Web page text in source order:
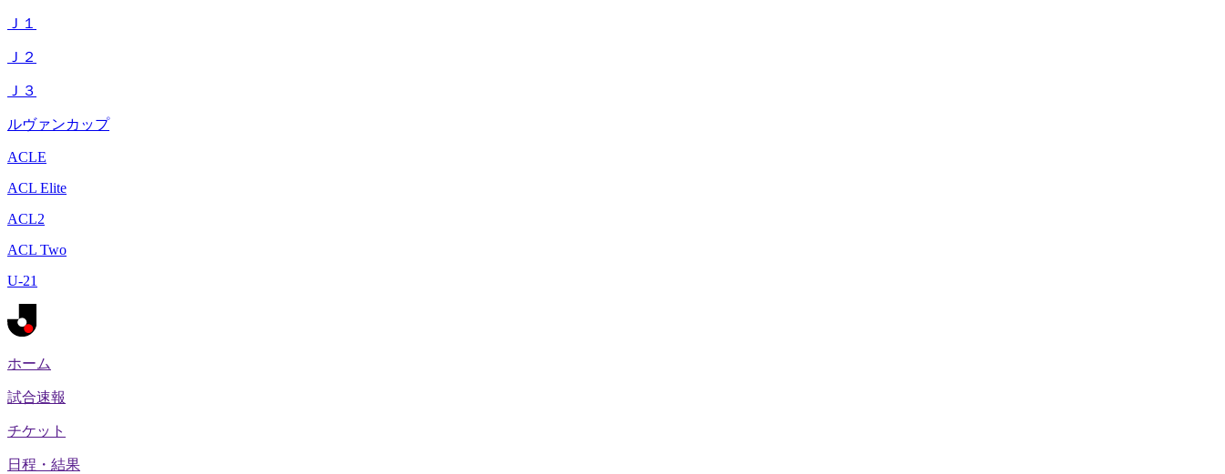
Ｊ１
Ｊ２
Ｊ３
ルヴァンカップ
ACLE
ACL Elite
ACL2
ACL Two
U-21
ホーム
試合速報
チケット
日程・結果